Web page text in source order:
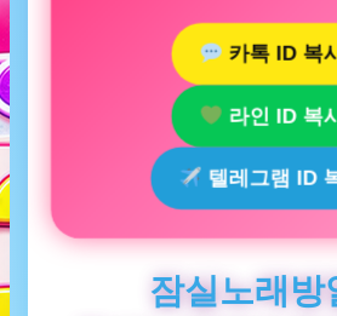
카톡 ID 복
라인 ID 복
텔레그램 ID
잠실노래방